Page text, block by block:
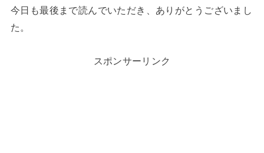
今日も最後まで読んでいただき、ありがとうございまし
た。
スポンサーリンク